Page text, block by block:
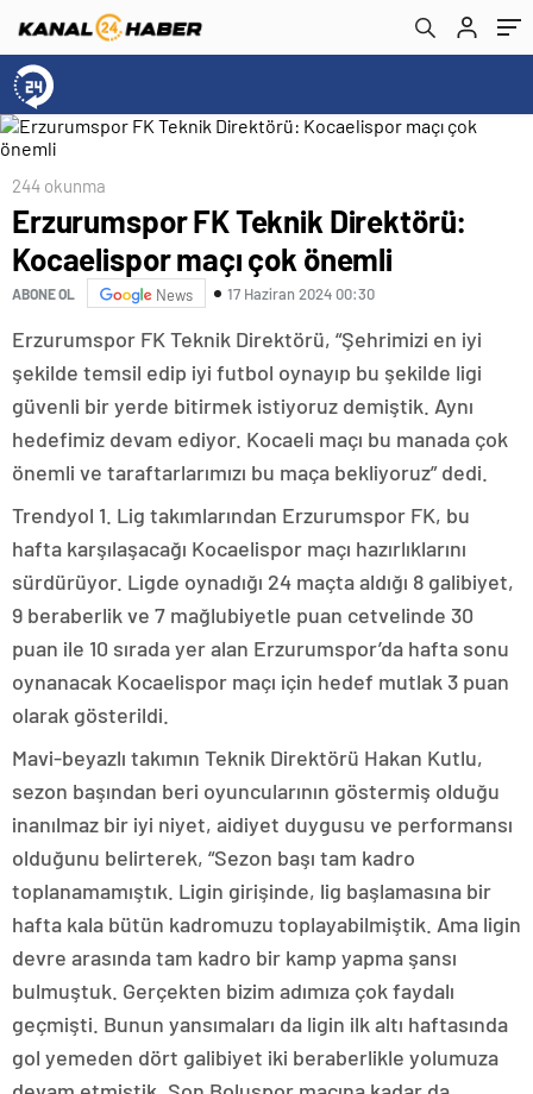
244 okunma
Erzurumspor FK Teknik Direktörü:
Kocaelispor maçı çok önemli
ABONE OL News 17 Haziran 2024 00:30
Erzurumspor FK Teknik Direktörü, “Şehrimizi en iyi
şekilde temsil edip iyi futbol oynayıp bu şekilde ligi
güvenli bir yerde bitirmek istiyoruz demiştik. Aynı
hedefimiz devam ediyor. Kocaeli maçı bu manada çok
önemli ve taraftarlarımızı bu maça bekliyoruz” dedi.
Trendyol 1. Lig takımlarından Erzurumspor FK, bu
hafta karşılaşacağı Kocaelispor maçı hazırlıklarını
sürdürüyor. Ligde oynadığı 24 maçta aldığı 8 galibiyet,
9 beraberlik ve 7 mağlubiyetle puan cetvelinde 30
puan ile 10 sırada yer alan Erzurumspor’da hafta sonu
oynanacak Kocaelispor maçı için hedef mutlak 3 puan
olarak gösterildi.
Mavi-beyazlı takımın Teknik Direktörü Hakan Kutlu,
sezon başından beri oyuncularının göstermiş olduğu
inanılmaz bir iyi niyet, aidiyet duygusu ve performansı
olduğunu belirterek, “Sezon başı tam kadro
toplanamamıştık. Ligin girişinde, lig başlamasına bir
hafta kala bütün kadromuzu toplayabilmiştik. Ama ligin
devre arasında tam kadro bir kamp yapma şansı
bulmuştuk. Gerçekten bizim adımıza çok faydalı
geçmişti. Bunun yansımaları da ligin ilk altı haftasında
gol yemeden dört galibiyet iki beraberlikle yolumuza